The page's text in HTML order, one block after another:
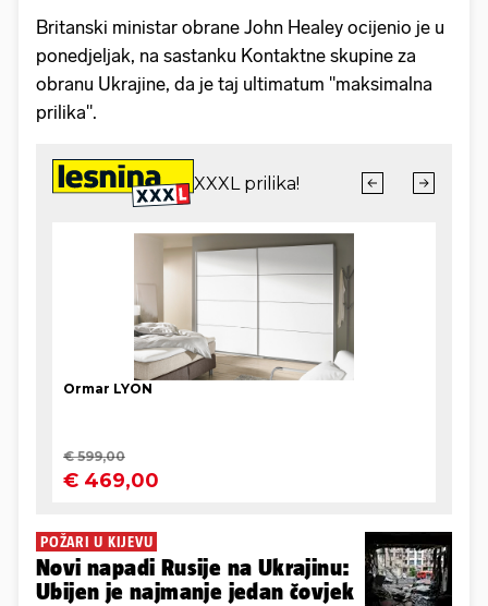
Britanski ministar obrane John Healey ocijenio je u
ponedjeljak, na sastanku Kontaktne skupine za
obranu Ukrajine, da je taj ultimatum "maksimalna
prilika".
POŽARI U KIJEVU
Novi napadi Rusije na Ukrajinu:
Ubijen je najmanje jedan čovjek